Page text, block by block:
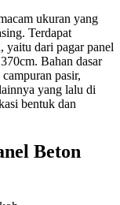
ukuran yang
Terdapat
, yaitu dari pagar panel
Bahan dasar
pasir,
yang lalu di
bentuk dan
Beton